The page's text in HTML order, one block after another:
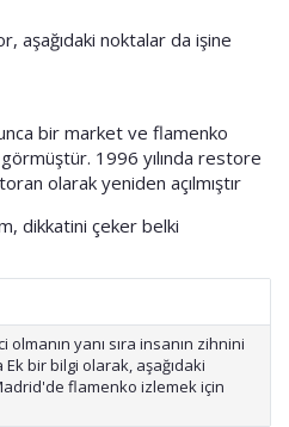
aşağıdaki noktalar da işine
bir market ve flamenko
1996 yılında restore
olarak yeniden açılmıştır
dikkatini çeker belki
yanı sıra insanın zihnini
bir bilgi olarak, aşağıdaki
flamenko izlemek için